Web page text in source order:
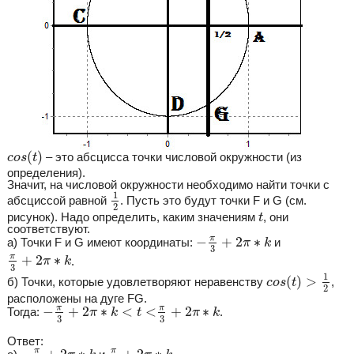
cos(t)
s(t) – это абсцисса точки числовой окружности (из
определения).
Значит, на числовой окружности необходимо найти точки с
абсциссой равной
1
2
1 2
. Пусть это будут точки F и G (см.
рисунок). Надо определить, каким значениям t
t, они
соответствуют.
а) Точки F и G имеют координаты: − π
3 + 2π ∗ k
π3 + 2π k и
π
3 + 2π ∗ k
π + 2π ∗ k.
б) Точки, которые удовлетворяют неравенству cos(t) >
1
2
( t) 2
,
расположены на дуге FG.
Тогда: − π
3 + 2π ∗ k < t < π
3 + 2π ∗ k
−π3+2π∗k<t < π3 +2 π ∗k .
Ответ:
π
−π3 + 2π k π
π + 2π k